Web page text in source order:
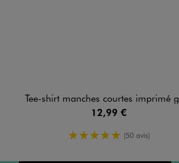
Tee-shirt manches courtes imprimé garçon - Minecraft
12,99 €
5/5 de moyenne
(50 avis)